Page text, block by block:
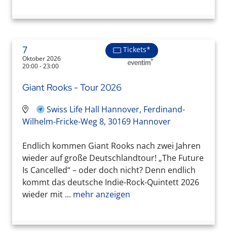
7
Oktober 2026
20:00 - 23:00
Tickets*
Giant Rooks - Tour 2026
Swiss Life Hall Hannover, Ferdinand-
Wilhelm-Fricke-Weg 8, 30169 Hannover
Endlich kommen Giant Rooks nach zwei Jahren
wieder auf große Deutschlandtour! „The Future
Is Cancelled“ – oder doch nicht? Denn endlich
kommt das deutsche Indie-Rock-Quintett 2026
wieder mit ... mehr anzeigen